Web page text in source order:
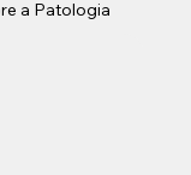
a Patologia